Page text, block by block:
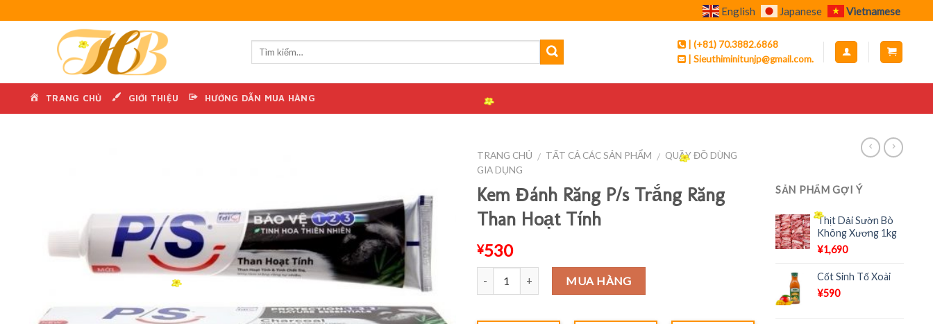
English Japanese Vietnamese
| (+81) 70.3882.6868
| Sieuthiminitunjp@gmail.com.
TRANG CHỦ GIỚI THIỆU HƯỚNG DẪN MUA HÀNG
TRANG CHỦ / TẤT CẢ CÁC SẢN PHẨM / QUẦY ĐỒ DÙNG
GIA DỤNG
Kem Đánh Răng P/s Trắng Răng
Than Hoạt Tính
¥530
Số lượng MUA HÀNG
SẢN PHẨM GỢI Ý
Thịt Dải Sườn Bò
Không Xương 1kg
¥1,690
Cốt Sinh Tố Xoài
¥590